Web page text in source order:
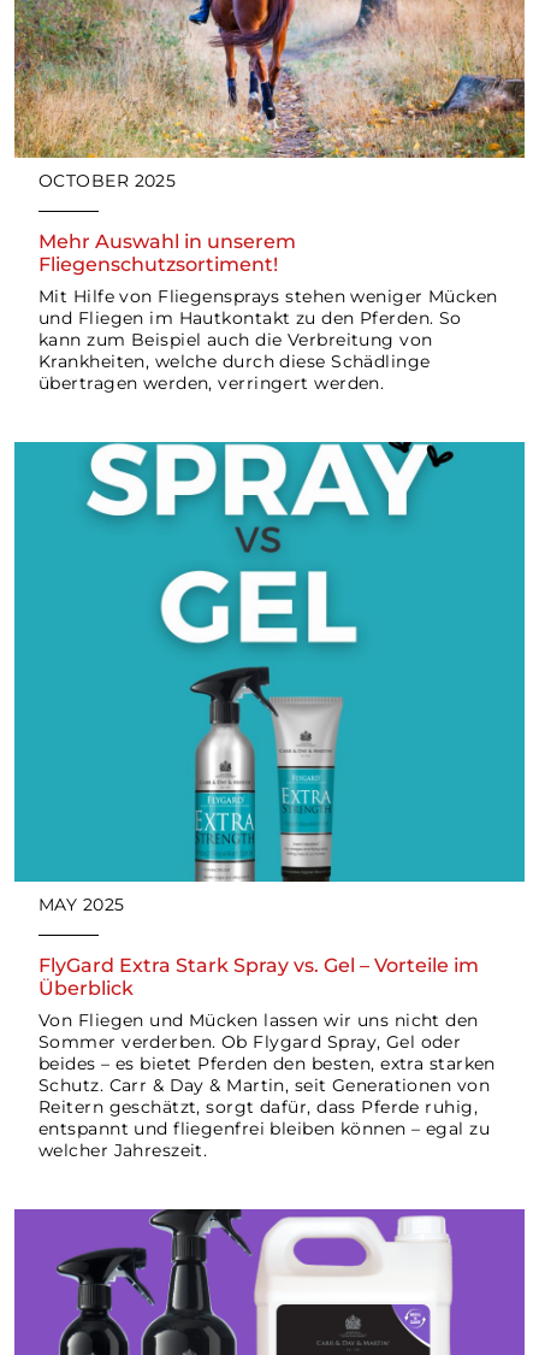
AGRIV Raiffeisen eG
Borken - Burlo, Deutschland
0049-02862-90813100
Lagerstrasse 5 Borken - Burlo Deutschland
Wegbeschreibung abrufen
Ahrens Reitsport GmbH
Tangstedt, Deutschland
Dorfring 2 Tangstedt Deutschland
Wegbeschreibung abrufen
Milower Land, Deutschland
033870/40440
Galmer Str. 3 Milower Land Deutschland
Wegbeschreibung abrufen
Andreas Strohm
+49 211 6504080
Ikarusstraße 26 Dusseldorf Deutschland
Animal Inn
Tarp, Deutschland
OCTOBER 2025
Mehr Auswahl in unserem
Fliegenschutzsortiment!
Mit Hilfe von Fliegensprays stehen weniger Mücken
und Fliegen im Hautkontakt zu den Pferden. So
kann zum Beispiel auch die Verbreitung von
Krankheiten, welche durch diese Schädlinge
übertragen werden, verringert werden.
MAY 2025
FlyGard Extra Stark Spray vs. Gel – Vorteile im
Überblick
Von Fliegen und Mücken lassen wir uns nicht den
Sommer verderben. Ob Flygard Spray, Gel oder
beides – es bietet Pferden den besten, extra starken
Schutz. Carr & Day & Martin, seit Generationen von
Reitern geschätzt, sorgt dafür, dass Pferde ruhig,
entspannt und fliegenfrei bleiben können – egal zu
welcher Jahreszeit.